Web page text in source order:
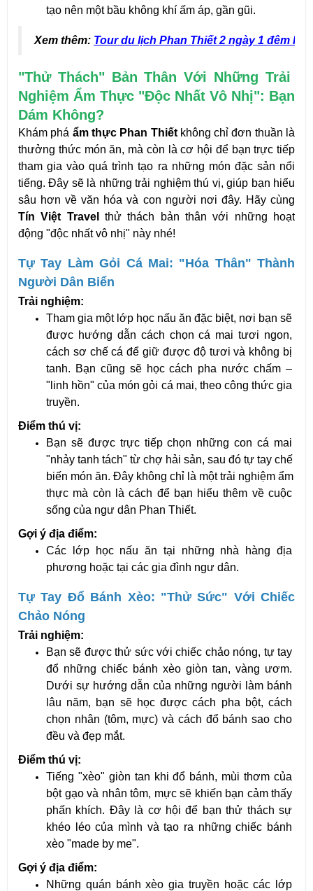
tạo nên một bầu không khí ấm áp, gần gũi.
Xem thêm: Tour du lịch Phan Thiết 2 ngày 1 đêm
"Thử Thách" Bản Thân Với Những Trải
Nghiệm Ẩm Thực "Độc Nhất Vô Nhị": Bạn
Dám Không?
Khám phá ẩm thực Phan Thiết không chỉ đơn thuần là
thưởng thức món ăn, mà còn là cơ hội để bạn trực tiếp
tham gia vào quá trình tạo ra những món đặc sản nổi
tiếng. Đây sẽ là những trải nghiệm thú vị, giúp bạn hiểu
Tín Việt Travel
thử thách bản thân với những hoạt
động "độc nhất vô nhị" này nhé!
Tự Tay Làm Gỏi Cá Mai: "Hóa Thân" Thành
Người Dân Biển
Trải nghiệm:
Tham gia một lớp học nấu ăn đặc biệt, nơi bạn sẽ
được hướng dẫn cách chọn cá mai tươi ngon,
cách sơ chế cá để giữ được độ tươi và không bị
tanh. Bạn cũng sẽ học cách pha nước chấm –
"linh hồn" của món gỏi cá mai, theo công thức gia
truyền.
Điểm thú vị:
Bạn sẽ được trực tiếp chọn những con cá mai
"nhảy tanh tách" từ chợ hải sản, sau đó tự tay chế
biến món ăn. Đây không chỉ là một trải nghiệm ẩm
thực mà còn là cách để bạn hiểu thêm về cuộc
sống của ngư dân Phan Thiết.
Gợi ý địa điểm:
Các lớp học nấu ăn tại những nhà hàng địa
phương hoặc tại các gia đình ngư dân.
Tự Tay Đổ Bánh Xèo: "Thử Sức" Với Chiếc
Chảo Nóng
Trải nghiệm:
Bạn sẽ được thử sức với chiếc chảo nóng, tự tay
đổ những chiếc bánh xèo giòn tan, vàng ươm.
Dưới sự hướng dẫn của những người làm bánh
lâu năm, bạn sẽ học được cách pha bột, cách
chọn nhân (tôm, mực) và cách đổ bánh sao cho
đều và đẹp mắt.
Điểm thú vị:
Tiếng "xèo" giòn tan khi đổ bánh, mùi thơm của
bột gạo và nhân tôm, mực sẽ khiến bạn cảm thấy
phấn khích. Đây là cơ hội để bạn thử thách sự
khéo léo của mình và tạo ra những chiếc bánh
xèo "made by me".
Gợi ý địa điểm:
Những quán bánh xèo gia truyền hoặc các lớp